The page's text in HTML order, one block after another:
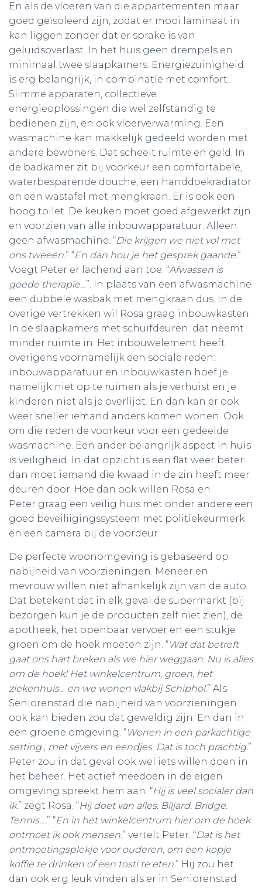
En als de vloeren van die appartementen maar
goed geïsoleerd zijn, zodat er mooi laminaat in
kan liggen zonder dat er sprake is van
geluidsoverlast. In het huis geen drempels en
minimaal twee slaapkamers. Energiezuinigheid
is erg belangrijk, in combinatie met comfort.
Slimme apparaten, collectieve
energieoplossingen die wel zelfstandig te
bedienen zijn, en ook vloerverwarming. Een
wasmachine kan makkelijk gedeeld worden met
andere bewoners. Dat scheelt ruimte en geld. In
de badkamer zit bij voorkeur een comfortabele,
waterbesparende douche, een handdoekradiator
en een wastafel met mengkraan. Er is ook een
hoog toilet. De keuken moet goed afgewerkt zijn
en voorzien van alle inbouwapparatuur. Alleen
geen afwasmachine. “Die krijgen we niet vol met
ons tweeën.” “En dan hou je het gesprek gaande.”
Voegt Peter er lachend aan toe. “Afwassen is
goede therapie…”. In plaats van een afwasmachine
een dubbele wasbak met mengkraan dus. In de
overige vertrekken wil Rosa graag inbouwkasten.
In de slaapkamers met schuifdeuren: dat neemt
minder ruimte in. Het inbouwelement heeft
overigens voornamelijk een sociale reden:
inbouwapparatuur en inbouwkasten hoef je
namelijk niet op te ruimen als je verhuist en je
kinderen niet als je overlijdt. En dan kan er ook
weer sneller iemand anders komen wonen. Ook
om die reden de voorkeur voor een gedeelde
wasmachine. Een ander belangrijk aspect in huis
is veiligheid. In dat opzicht is een flat weer beter:
dan moet iemand die kwaad in de zin heeft meer
deuren door. Hoe dan ook willen Rosa en
Peter graag een veilig huis met onder andere een
goed beveiliigingssysteem met politiekeurmerk
en een camera bij de voordeur.
De perfecte woonomgeving is gebaseerd op
nabijheid van voorzieningen. Meneer en
mevrouw willen niet afhankelijk zijn van de auto.
Dat betekent dat in elk geval de supermarkt (bij
bezorgen kun je de producten zelf niet zien), de
apotheek, het openbaar vervoer en een stukje
groen om de hoek moeten zijn. “Wat dat betreft
gaat ons hart breken als we hier weggaan. Nu is alles
om de hoek! Het winkelcentrum, groen, het
ziekenhuis… en we wonen vlakbij Schiphol.” Als
Seniorenstad die nabijheid van voorzieningen
ook kan bieden zou dat geweldig zijn. En dan in
een groene omgeving. “Wonen in een parkachtige
setting , met vijvers en eendjes. Dat is toch prachtig.”
Peter zou in dat geval ook wel iets willen doen in
het beheer. Het actief meedoen in de eigen
omgeving spreekt hem aan. “Hij is veel socialer dan
ik.” zegt Rosa. “Hij doet van alles. Biljard. Bridge.
Tennis….” “En in het winkelcentrum hier om de hoek
ontmoet ik ook mensen.” vertelt Peter. “Dat is het
ontmoetingsplekje voor ouderen, om een kopje
koffie te drinken of een tosti te eten.” Hij zou het
dan ook erg leuk vinden als er in Seniorenstad